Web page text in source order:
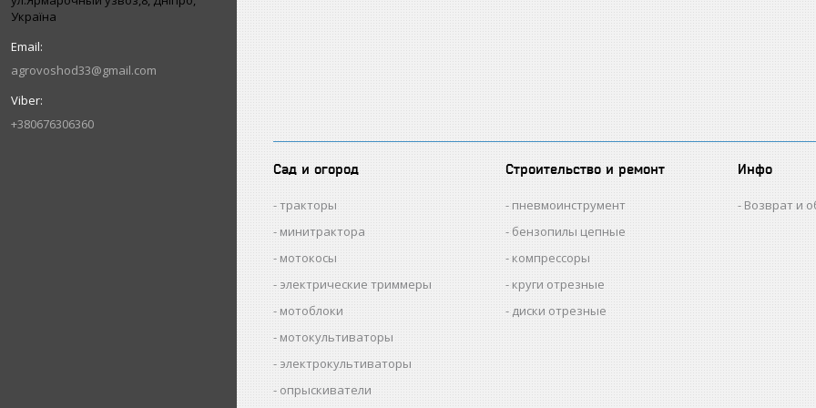
Україна
agrovoshod33@gmail.com
+380676306360
Сад и огород
тракторы
минитрактора
мотокосы
электрические триммеры
мотоблоки
мотокультиваторы
электрокультиваторы
опрыскиватели
Строительство и ремонт
пневмоинструмент
бензопилы цепные
компрессоры
круги отрезные
диски отрезные
Инфо
Возврат и